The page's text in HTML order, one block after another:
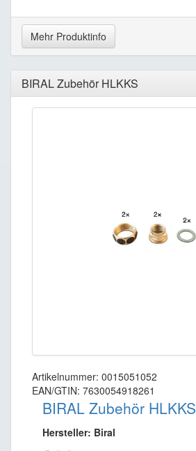
Mehr Produktinfo
BIRAL Zubehör HLKKS
Artikelnummer: 0015051052
EAN/GTIN: 7630054918261
BIRAL Zubehör HLKKS
Hersteller: Biral